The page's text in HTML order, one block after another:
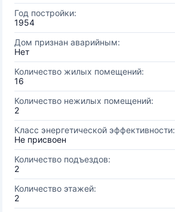
Год постройки:
1954
Дом признан аварийным:
Нет
Количество жилых помещений:
16
Количество нежилых помещений:
2
Класс энергетической эффективности:
Не присвоен
Количество подъездов:
2
Количество этажей:
2